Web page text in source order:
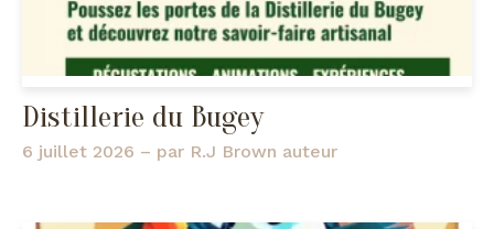
Distillerie du Bugey
6 juillet 2026 – par R.J Brown auteur